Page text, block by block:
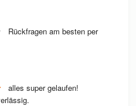
Rückfragen am besten per
alles super gelaufen!